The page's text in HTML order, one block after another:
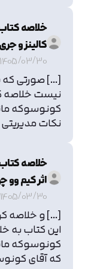
خلاصه
کالینز و
1405/03/30
[…] صورتی که
نیست خلاصه
کونوسوکه
نکات
خلاصه
اثر کیم وو
1405/03/30
[…] و خلاصه
این کتاب به
کونوسوکه
که آقای